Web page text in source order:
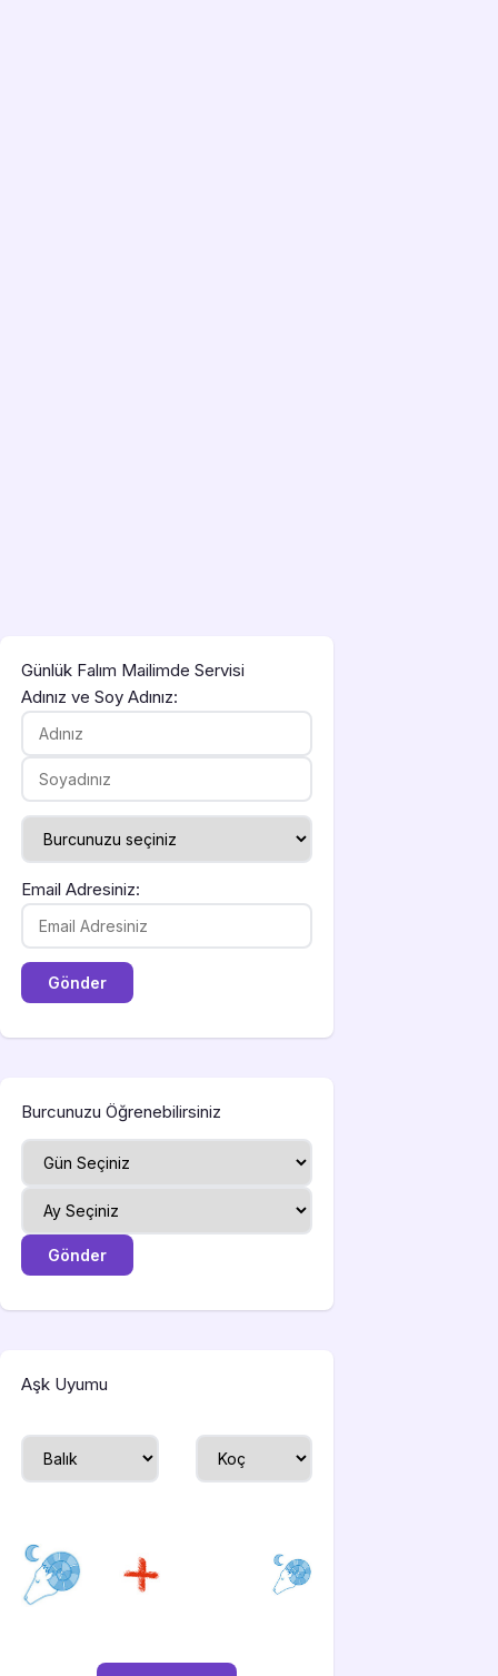
Günlük Falım Mailimde Servisi
Adınız ve Soy Adınız:
Email Adresiniz:
Burcunuzu Öğrenebilirsiniz
Aşk Uyumu